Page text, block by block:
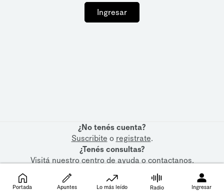
Ingresar
¿No tenés cuenta?
Suscribite o registrate.
¿Tenés consultas?
Visitá nuestrocentro de ayudaocontactanos.
Portada Apuntes Lo más leído Radio Ingresar